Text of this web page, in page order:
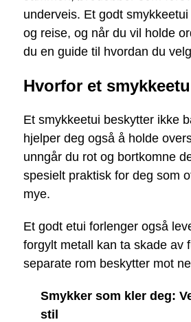
underveis. Et godt
og reise, og når du vil holde
du en guide til hvordan du
Hvorfor et
Et smykkeetui beskytter ikke
hjelper deg også å holde
unngår du rot og bortkomne
spesielt praktisk for deg som
mye.
Et godt etui forlenger også
forgylt metall kan ta skade av
separate rom beskytter mot
Smykker som kler deg:
stil